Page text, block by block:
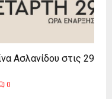
Ασλανίδου στις 29
0